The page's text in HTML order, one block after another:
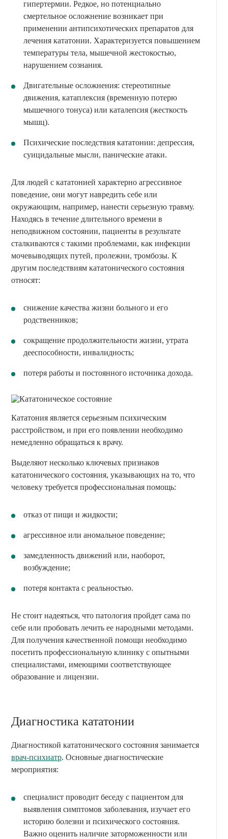
гипертермии. Редкое, но потенциально
смертельное осложнение возникает при
применении антипсихотических препаратов для
лечения кататонии. Характеризуется повышением
температуры тела, мышечной жестокостью,
нарушением сознания.
Двигательные осложнения: стереотипные
движения, катаплексия (временную потерю
мышечного тонуса) или каталепсия (жесткость
мышц).
Психические последствия кататонии: депрессия,
суицидальные мысли, панические атаки.
Для людей с кататонией характерно агрессивное
поведение, они могут навредить себе или
окружающим, например, нанести серьезную травму.
Находясь в течение длительного времени в
неподвижном состоянии, пациенты в результате
сталкиваются с такими проблемами, как инфекции
мочевыводящих путей, пролежни, тромбозы. К
другим последствиям кататонического состояния
относят:
снижение качества жизни больного и его
родственников;
сокращение продолжительности жизни, утрата
дееспособности, инвалидность;
потеря работы и постоянного источника дохода.
Кататония является серьезным психическим
расстройством, и при его появлении необходимо
немедленно обращаться к врачу.
Выделяют несколько ключевых признаков
кататонического состояния, указывающих на то, что
человеку требуется профессиональная помощь:
отказ от пищи и жидкости;
агрессивное или аномальное поведение;
замедленность движений или, наоборот,
возбуждение;
потеря контакта с реальностью.
Не стоит надеяться, что патология пройдет сама по
себе или пробовать лечить ее народными методами.
Для получения качественной помощи необходимо
посетить профессиональную клинику с опытными
специалистами, имеющими соответствующее
образование и лицензии.
Диагностика кататонии
Диагностикой кататонического состояния занимается
врач-психиатр. Основные диагностические
мероприятия:
специалист проводит беседу с пациентом для
выявления симптомов заболевания, изучает его
историю болезни и психического состояния.
Важно оценить наличие заторможенности или